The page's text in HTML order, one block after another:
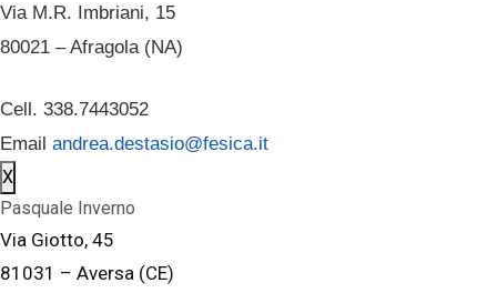
Via M.R. Imbriani, 15
80021 – Afragola (NA)
Cell. 338.7443052
Email andrea.destasio@fesica.it
X
Pasquale Inverno
Via Giotto, 45
81031 – Aversa (CE)